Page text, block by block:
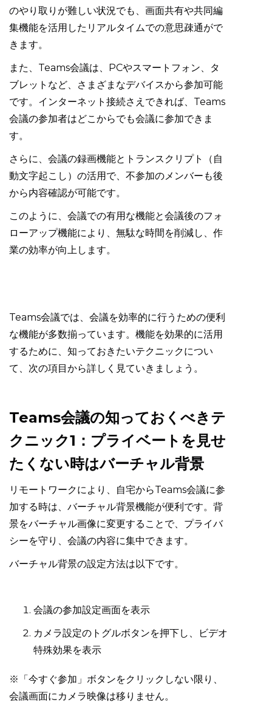
のやり取りが難しい状況でも、画面共有や共同編
集機能を活用したリアルタイムでの意思疎通がで
きます。
また、Teams会議は、PCやスマートフォン、タ
ブレットなど、さまざまなデバイスから参加可能
です。インターネット接続さえできれば、Teams
会議の参加者はどこからでも会議に参加できま
す。
さらに、会議の録画機能とトランスクリプト（自
動文字起こし）の活用で、不参加のメンバーも後
から内容確認が可能です。
このように、会議での有用な機能と会議後のフォ
ローアップ機能により、無駄な時間を削減し、作
業の効率が向上します。
Teams会議では、会議を効率的に行うための便利
な機能が多数揃っています。機能を効果的に活用
するために、知っておきたいテクニックについ
て、次の項目から詳しく見ていきましょう。
Teams会議の知っておくべきテ
クニック1：プライベートを見せ
たくない時はバーチャル背景
リモートワークにより、自宅からTeams会議に参
加する時は、バーチャル背景機能が便利です。背
景をバーチャル画像に変更することで、プライバ
シーを守り、会議の内容に集中できます。
バーチャル背景の設定方法は以下です。
会議の参加設定画面を表示
カメラ設定のトグルボタンを押下し、ビデオ
特殊効果を表示
※「今すぐ参加」ボタンをクリックしない限り、
会議画面にカメラ映像は移りません。